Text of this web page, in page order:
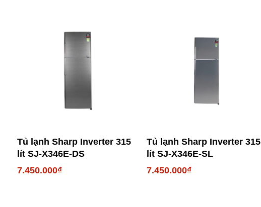
Tủ lạnh Sharp Inverter 315
lít SJ-X346E-DS
7.450.000₫
Tủ lạnh Sharp Inverter 315
lít SJ-X346E-SL
7.450.000₫